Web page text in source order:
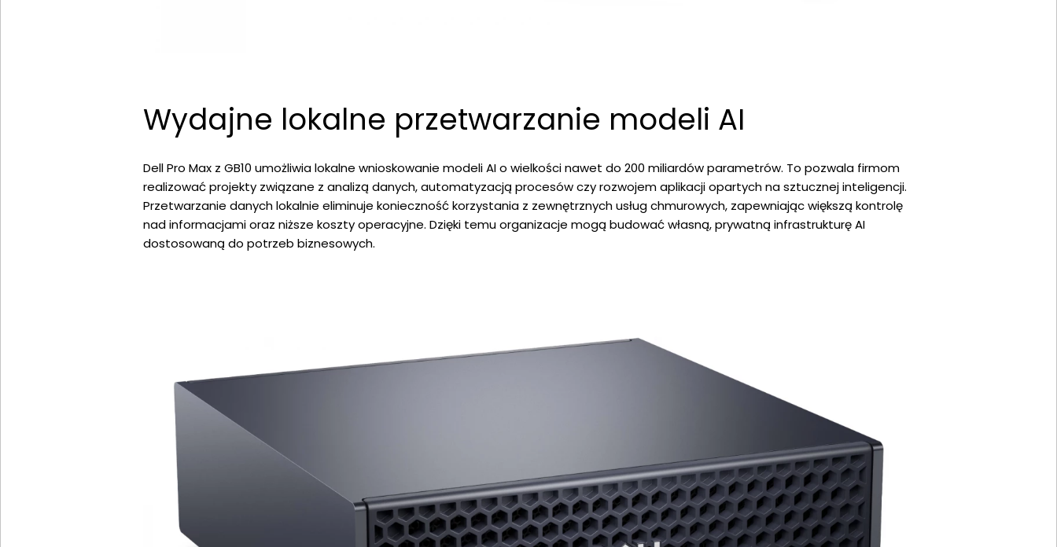
Wydajne lokalne przetwarzanie modeli AI
Dell Pro Max z GB10 umożliwia lokalne wnioskowanie modeli AI o wielkości nawet do 200 miliardów parametrów. To pozwala firmom
realizować projekty związane z analizą danych, automatyzacją procesów czy rozwojem aplikacji opartych na sztucznej inteligencji.
Przetwarzanie danych lokalnie eliminuje konieczność korzystania z zewnętrznych usług chmurowych, zapewniając większą kontrolę
nad informacjami oraz niższe koszty operacyjne. Dzięki temu organizacje mogą budować własną, prywatną infrastrukturę AI
dostosowaną do potrzeb biznesowych.